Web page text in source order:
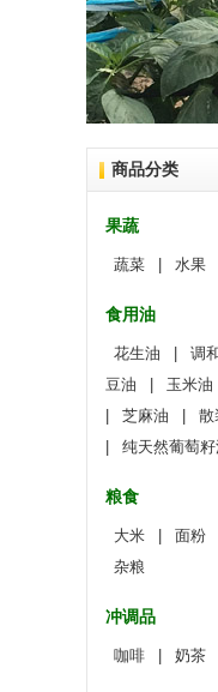
商品分类
果蔬
蔬菜 水果
食用油
花生油 调
豆油
玉米油
芝麻油 散
纯天然葡萄籽
粮食
大米 面粉
杂粮
冲调品
咖啡 奶茶